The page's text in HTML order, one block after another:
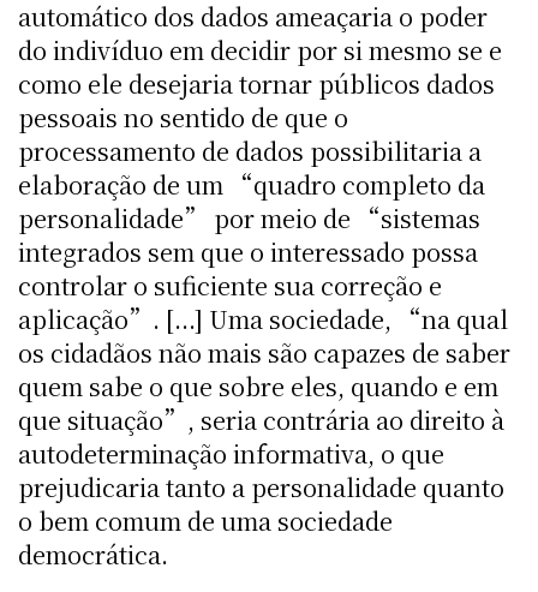
automático dos dados ameaçaria o poder
do indivíduo em decidir por si mesmo se e
como ele desejaria tornar públicos dados
pessoais no sentido de que o
processamento de dados possibilitaria a
elaboração de um “quadro completo da
personalidade” por meio de “sistemas
integrados sem que o interessado possa
controlar o suficiente sua correção e
aplicação”. [...] Uma sociedade, “na qual
os cidadãos não mais são capazes de saber
quem sabe o que sobre eles, quando e em
que situação”, seria contrária ao direito à
autodeterminação informativa, o que
prejudicaria tanto a personalidade quanto
o bem comum de uma sociedade
democrática.